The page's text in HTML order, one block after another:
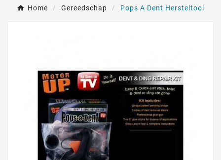
Home Gereedschap Pops A Dent Hersteltool